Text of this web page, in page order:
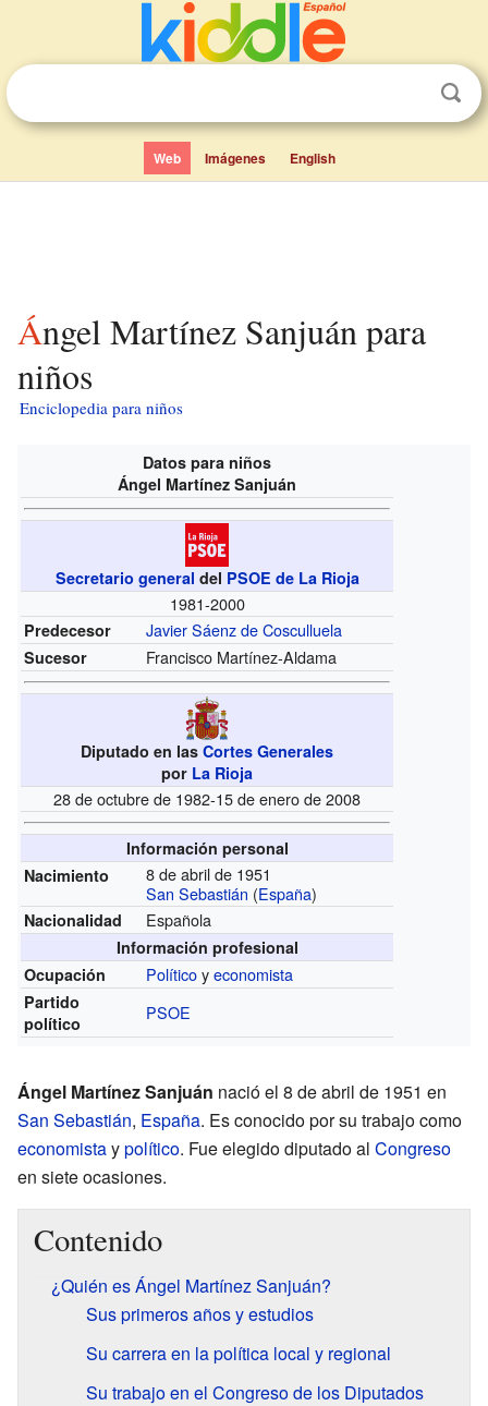
Web Imágenes English
Ángel Martínez Sanjuán para
niños
Enciclopedia para niños
Datos para niños
Ángel Martínez Sanjuán
Secretario general del PSOE de La Rioja
1981-2000
Predecesor Javier Sáenz de Cosculluela
Sucesor Francisco Martínez-Aldama
Diputado en lasCortes Generales
por La Rioja
28 de octubre de 1982-15 de enero de 2008
Información personal
Nacimiento
8 de abril de 1951
San Sebastián (España)
Nacionalidad Española
Información profesional
Ocupación
Políticoyeconomista
Partido
político
PSOE
Ángel Martínez Sanjuán nació el 8 de abril de 1951 en
San Sebastián, España. Es conocido por su trabajo como
economistaypolítico. Fue elegido diputado al Congreso
en siete ocasiones.
Contenido
¿Quién es Ángel Martínez Sanjuán?
Sus primeros años y estudios
Su carrera en la política local y regional
Su trabajo en el Congreso de los Diputados